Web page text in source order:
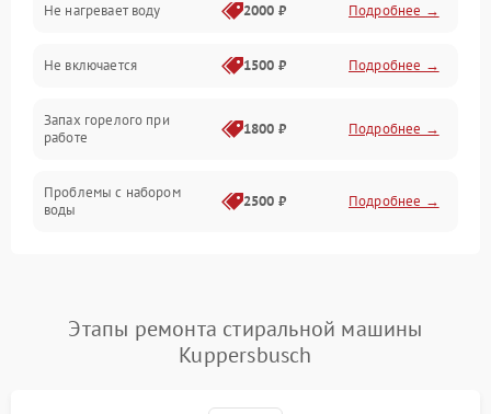
Программное обеспечение
Не нагревает воду 2000 ₽ Подробнее →
Не включается 1500 ₽ Подробнее →
Запах горелого при
работе
1800 ₽ Подробнее →
Проблемы с набором
воды
2500 ₽ Подробнее →
Замена платы управления
Этапы ремонта стиральной машины
Kuppersbusch